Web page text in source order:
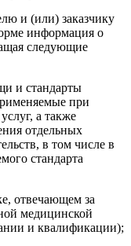
и (или) заказчику
информация о
следующие
и стандарты
при
а также
отдельных
в том числе в
стандарта
отвечающем за
медицинской
и квалификации);